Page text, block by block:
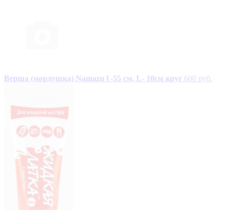
Верша (мордушка) Namazu l -55 см, L- 10см круг 600 руб.